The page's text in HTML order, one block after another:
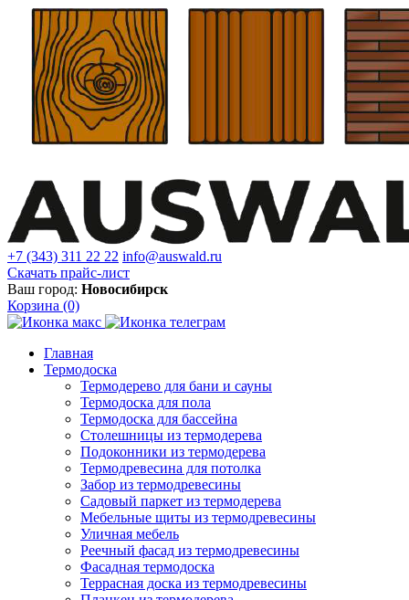
+7 (343) 311 22 22 info@auswald.ru
Скачать прайс-лист
Ваш город: Новосибирск
Корзина (0)
Главная
Термодоска
Термодерево для бани и сауны
Термодоска для пола
Термодоска для бассейна
Столешницы из термодерева
Подоконники из термодерева
Термодревесина для потолка
Забор из термодревесины
Садовый паркет из термодерева
Мебельные щиты из термодревесины
Уличная мебель
Реечный фасад из термодревесины
Фасадная термодоска
Террасная доска из термодревесины